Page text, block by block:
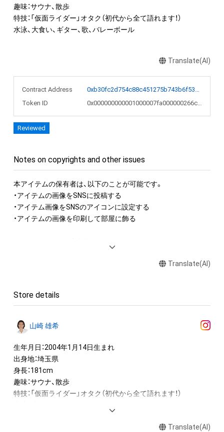
趣味：サウナ、散歩
特技：「仮面ライダー」オタク（初代から全て語れます！）
水泳、大食い、ギター、歌、バレーボール
Translate(AI)
Contract Address
0xb30fc2d754c88c451275b743b6f530f19f643683
Token ID
0x000000000001000007fa000000266cbf
Reviewed
Notes on copyrights and other issues
本アイテムの保有者は、以下のことが可能です。
・アイテムの画像をSNSに投稿する
・アイテム画像をSNSのアイコンに設定する
・アイテムの画像を印刷して部屋に飾る
ロゴ等を含みますがこれらに限られません。)にかかる知的財産
出願する権利を含みます。)を意味します。)は、本アイテムの著
けている者によって保護されています。そのため、本アイテム
を保有していたとしても、本アイテムに関する創作物にかかる
知的財産権を有することを意味しません。
・本アイテムの著作権を有する方、著作隣接権の権利者またはそ
の管理委託を受けている者からの事前の同意なしに、上記の「本
アイテムの保有者が有する権利」の範囲を超えた行為、知的財産
権を侵害するおそれのある行為(改変、公開、配布、逆コンパイ
せん。)を行うことはできません。
・本アイテムに関する創作物の利用については、公序良俗や法令
Translate(AI)
Store details
山崎 雄希
生年月日：2004年1月14日生まれ
出身地：埼玉県
身長：181cm
趣味：サウナ、散歩
特技：「仮面ライダー」オタク（初代から全て語れます！）
Translate(AI)